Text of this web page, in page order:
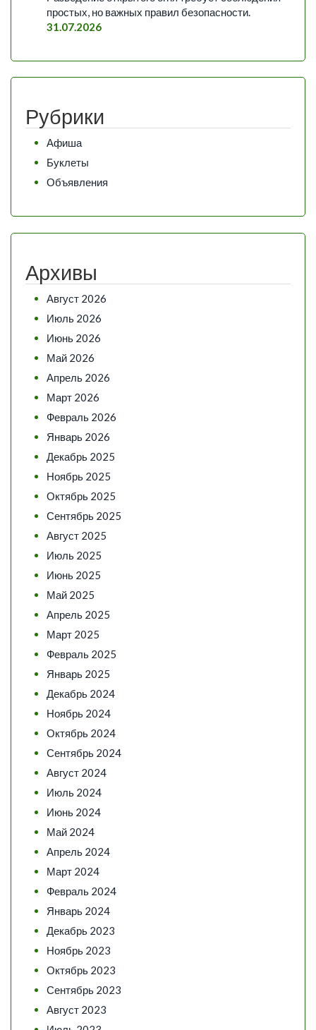
простых, но важных правил безопасности.
31.07.2026
Рубрики
Афиша
Буклеты
Объявления
Архивы
Август 2026
Июль 2026
Июнь 2026
Май 2026
Апрель 2026
Март 2026
Февраль 2026
Январь 2026
Декабрь 2025
Ноябрь 2025
Октябрь 2025
Сентябрь 2025
Август 2025
Июль 2025
Июнь 2025
Май 2025
Апрель 2025
Март 2025
Февраль 2025
Январь 2025
Декабрь 2024
Ноябрь 2024
Октябрь 2024
Сентябрь 2024
Август 2024
Июль 2024
Июнь 2024
Май 2024
Апрель 2024
Март 2024
Февраль 2024
Январь 2024
Декабрь 2023
Ноябрь 2023
Октябрь 2023
Сентябрь 2023
Август 2023